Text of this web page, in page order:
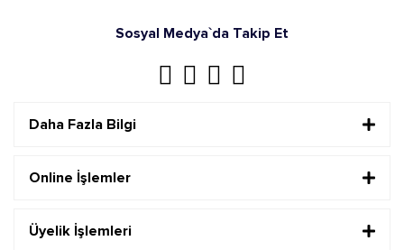
Sosyal Medya`da Takip Et
Daha Fazla Bilgi
Online İşlemler
Üyelik İşlemleri